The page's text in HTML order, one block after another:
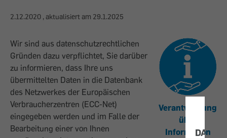
2.12.2020 , aktualisiert am 29.1.2025
Wir sind aus datenschutzrechtlichen
Gründen dazu verpflichtet, Sie darüber
zu informieren, dass Ihre uns
übermittelten Daten in die Datenbank
des Netzwerkes der Europäischen
Verbraucherzentren (ECC-Net)
eingegeben werden und im Falle der
Bearbeitung einer von Ihnen
Verantwortung
über
Information